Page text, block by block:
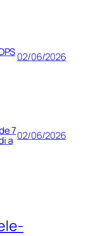
02/06/2026
7
a 02/06/2026